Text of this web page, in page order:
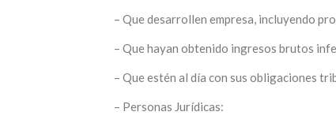
– Que desarrollen empresa, incluyendo
– Que hayan obtenido ingresos brutos
– Que estén al día con sus obligaciones
– Personas Jurídicas: